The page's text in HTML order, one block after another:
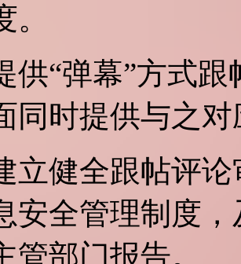
供“弹幕”方式
同时提供与之
立健全跟帖评
安全管理制度
管部门报告。